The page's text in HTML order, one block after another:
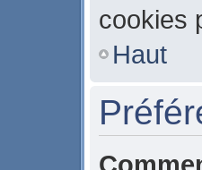
cookies
Haut